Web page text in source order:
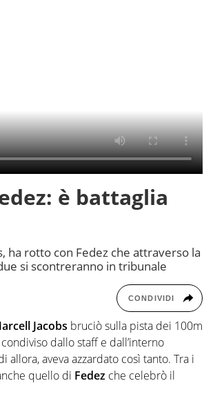
è battaglia
ha rotto con Fedez che attraverso la
si scontreranno in tribunale
CONDIVIDI
Jacobs bruciò sulla pista dei 100m
dallo staff e dall’interno
aveva azzardato così tanto. Tra i
quello di Fedez che celebrò il